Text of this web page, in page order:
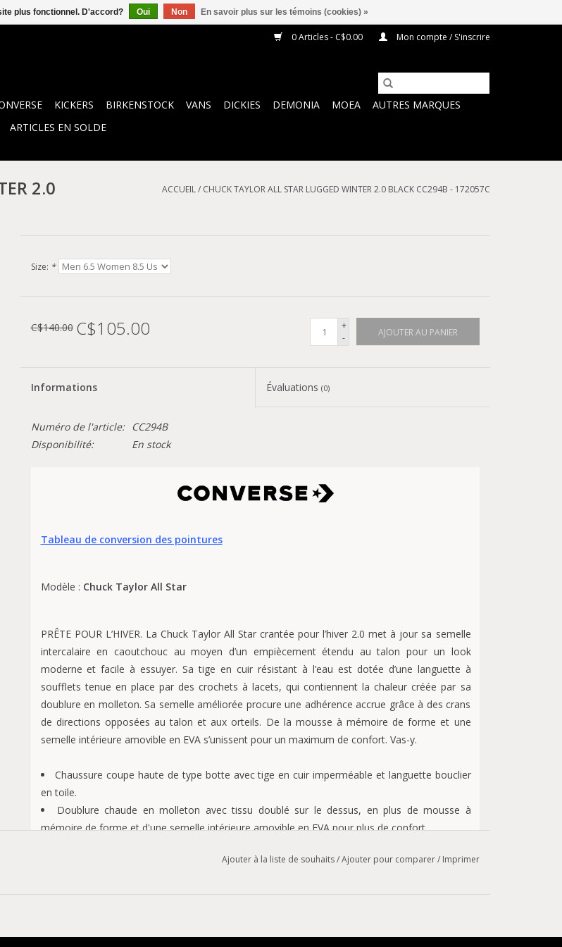
0 Articles - C$0.00 Mon compte / S'inscrire
KICKERS BIRKENSTOCK VANS DICKIES DEMONIA MOEA
AUTRES MARQUES
ARTICLES EN SOLDE
2.0
ACCUEIL/ CHUCK TAYLOR ALL STAR LUGGED WINTER 2.0 BLACK CC294B - 172057C
Size: *
C$140.00 C$105.00
+
-
AJOUTER AU PANIER
Informations Évaluations(0)
Numéro de l'article:
CC294B
Disponibilité:
En stock
Tableau de conversion des pointures
Modèle : Chuck Taylor All Star
PRÊTE POUR L’HIVER. La Chuck Taylor All Star crantée pour l’hiver 2.0 met à jour sa semelle
intercalaire en caoutchouc au moyen d’un empiècement étendu au talon pour un look
moderne et facile à essuyer. Sa tige en cuir résistant à l’eau est dotée d’une languette à
soufflets tenue en place par des crochets à lacets, qui contiennent la chaleur créée par sa
doublure en molleton. Sa semelle améliorée procure une adhérence accrue grâce à des crans
de directions opposées au talon et aux orteils. De la mousse à mémoire de forme et une
semelle intérieure amovible en EVA s’unissent pour un maximum de confort. Vas-y.
Chaussure coupe haute de type botte avec tige en cuir imperméable et languette bouclier
en toile.
Doublure chaude en molleton avec tissu doublé sur le dessus, en plus de mousse à
mémoire de forme et d'une semelle intérieure amovible en EVA pour plus de confort.
Ajouter à la liste de souhaits/Ajouter pour comparer/ Imprimer
plus fonctionnel. D'accord? Oui Non En savoir plus sur les témoins (cookies) »